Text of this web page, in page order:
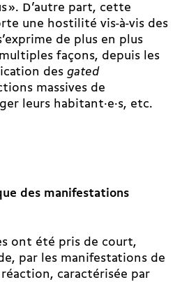
». D’autre part, cette
une hostilité vis-à-vis des
de plus en plus
façons, depuis les
des gated
massives de
leurs ha­bi­tant·e·s, etc.
des manifestations
ont été pris de court,
par les manifestations de
caractérisée par